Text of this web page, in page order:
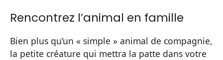
Rencontrez l’animal en famille
Bien plus qu’un « simple » animal de compagnie,
la petite créature qui mettra la patte dans votre